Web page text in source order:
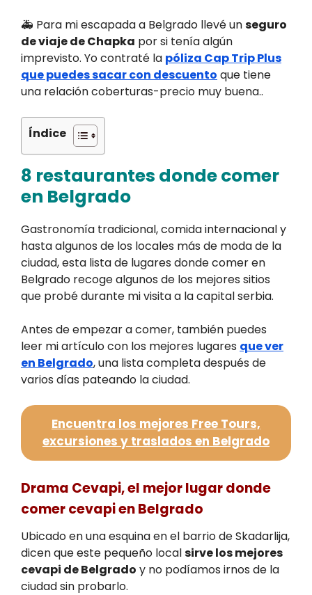
🚑 Para mi escapada a Belgrado llevé unseguro
de viaje de Chapka por si tenía algún
imprevisto. Yo contraté la póliza Cap Trip Plus
que puedes sacar con descuento que tiene
una relación coberturas-precio muy buena..
Índice
8 restaurantes donde comer
en Belgrado
Gastronomía tradicional, comida internacional y
hasta algunos de los locales más de moda de la
ciudad, esta lista de lugares donde comer en
Belgrado recoge algunos de los mejores sitios
que probé durante mi visita a la capital serbia.
Antes de empezar a comer, también puedes
leer mi artículo con los mejores lugares que ver
en Belgrado, una lista completa después de
varios días pateando la ciudad.
Encuentra los mejores Free Tours,
excursiones y traslados en Belgrado
Drama Cevapi, el mejor lugar donde
comer cevapi en Belgrado
Ubicado en una esquina en el barrio de Skadarlija,
dicen que este pequeño localsirve los mejores
cevapi de Belgrado y no podíamos irnos de la
ciudad sin probarlo.